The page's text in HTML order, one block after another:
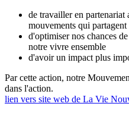
de travailler en partenariat
mouvements qui
d'optimiser nos chances
notre vivre ensemble
d'avoir un impact plus
Par cette action, notre
dans l'action.
lien vers site web de La Vie